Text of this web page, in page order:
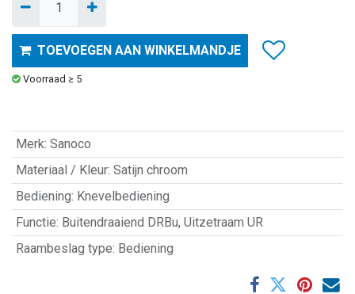
TOEVOEGEN AAN WINKELMANDJE
Voorraad ≥ 5
Merk: Sanoco
Materiaal / Kleur: Satijn chroom
Bediening: Knevelbediening
Functie: Buitendraaiend DRBu, Uitzetraam UR
Raambeslag type: Bediening